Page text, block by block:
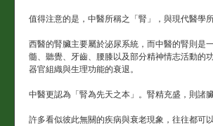
值得注意的是，中醫所稱之「腎」，與現代醫學
西醫的腎臟主要屬於泌尿系統，而中醫的腎則是
髓、聽覺、牙齒、腰膝以及部分精神情志活動的
器官組織與生理功能的衰退。
中醫更認為「腎為先天之本」。腎精充盛，則諸
許多看似彼此無關的疾病與衰老現象，往往都可